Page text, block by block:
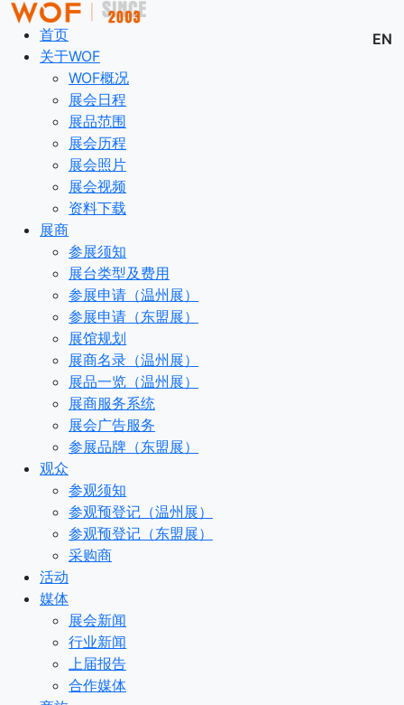
EN
首页
关于WOF
WOF概况
展会日程
展品范围
展会历程
展会照片
展会视频
资料下载
展商
参展须知
展台类型及费用
参展申请（温州展）
参展申请（东盟展）
展馆规划
展商名录（温州展）
展品一览（温州展）
展商服务系统
展会广告服务
参展品牌（东盟展）
观众
参观须知
参观预登记（温州展）
参观预登记（东盟展）
采购商
活动
媒体
展会新闻
行业新闻
上届报告
合作媒体